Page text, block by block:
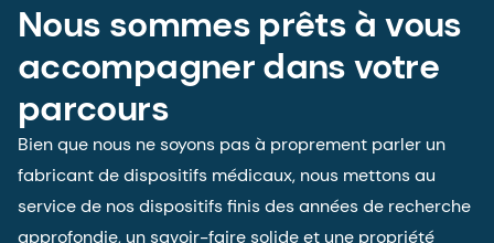
Nous sommes prêts à vous
accompagner dans votre
parcours
Bien que nous ne soyons pas à proprement parler un
fabricant de dispositifs médicaux, nous mettons au
service de nos dispositifs finis des années de recherche
approfondie, un savoir-faire solide et une propriété